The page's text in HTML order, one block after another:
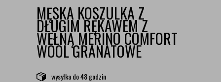
MĘSKA KOSZULKA Z
DŁUGIM RĘKAWEM Z
WEŁNĄ MERINO COMFORT
WOOL GRANATOWE
wysyłkado 48 godzin